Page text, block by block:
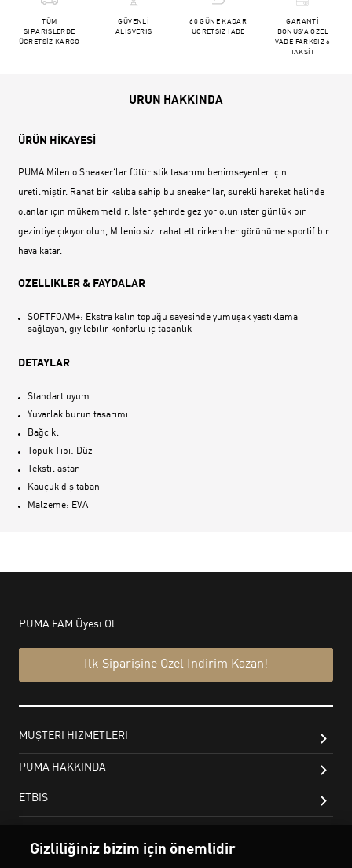
TÜM
SİPARİŞLERDE
ÜCRETSİZ KARGO
GÜVENLİ
ALIŞVERİŞ
60 GÜNE KADAR
ÜCRETSİZ İADE
GARANTİ
BONUS'A ÖZEL
VADE FARKSIZ 6
TAKSİT
ÜRÜN HAKKINDA
ÜRÜN HİKAYESİ
PUMA Milenio Sneaker‘lar fütüristik tasarımı benimseyenler için
üretilmiştir. Rahat bir kalıba sahip bu sneaker‘lar, sürekli hareket halinde
olanlar için mükemmeldir. İster şehirde geziyor olun ister günlük bir
gezintiye çıkıyor olun, Milenio sizi rahat ettirirken her görünüme sportif bir
hava katar.
ÖZELLİKLER & FAYDALAR
SOFTFOAM+: Ekstra kalın topuğu sayesinde yumuşak yastıklama
sağlayan, giyilebilir konforlu iç tabanlık
DETAYLAR
Standart uyum
Yuvarlak burun tasarımı
Bağcıklı
Topuk Tipi: Düz
Tekstil astar
Kauçuk dış taban
Malzeme: EVA
Gizliliğiniz bizim için önemlidir